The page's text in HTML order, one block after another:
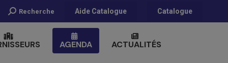
Recherche
Recherche Aide Catalogue Catalogue
AGENDA ACTUALITÉS